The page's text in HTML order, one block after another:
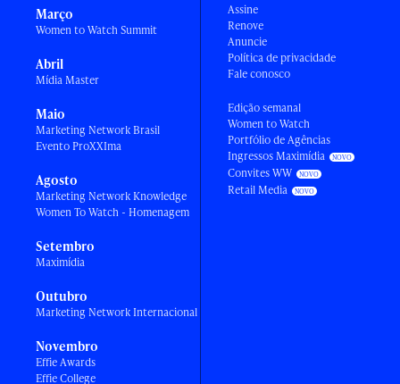
Março
Women to Watch Summit
Abril
Mídia Master
Maio
Marketing Network Brasil
Evento ProXXIma
Agosto
Marketing Network Knowledge
Women To Watch - Homenagem
Setembro
Maximídia
Outubro
Marketing Network Internacional
Novembro
Effie Awards
Effie College
Assine
Renove
Anuncie
Política de privacidade
Fale conosco
Edição semanal
Women to Watch
Portfólio de Agências
Ingressos Maximídia
Convites WW
Retail Media